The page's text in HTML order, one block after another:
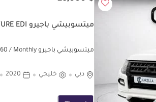
ميتسوبيشي باجيرو GLS H/L SIGNATURE EDI
ميتسوبيشي باجيرو GLS H/L SIGNATURE EDI l Full Option l AED 1,860 / Monthly
دبي خليجي 2020